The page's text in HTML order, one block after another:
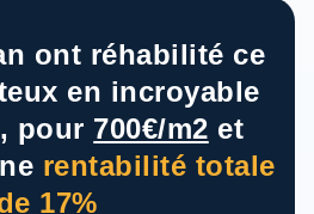
ont réhabilité ce
en incroyable
pour 700€/m2 et
rentabilité totale
17%